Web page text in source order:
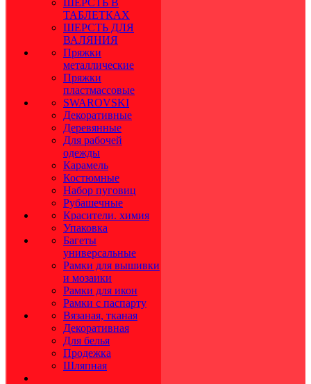
ШЕРСТЬ В
ТАБЛЕТКАХ
ШЕРСТЬ ДЛЯ
ВАЛЯНИЯ
Пряжки
металлические
Пряжки
пластмассовые
SWAROVSKI
Декоративные
Деревянные
Для рабочей
одежды
Карамель
Костюмные
Набор пуговиц
Рубашечные
Красители. химия
Упаковка
Багеты
универсальные
Рамки для вышивки
и мозаики
Рамки для икон
Рамки с паспарту
Вязаная, тканая
Декоративная
Для белья
Продежка
Шляпная